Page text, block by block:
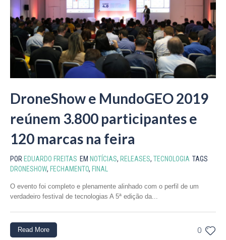
DroneShow e MundoGEO 2019
reúnem 3.800 participantes e
120 marcas na feira
POR EDUARDO FREITAS EM NOTÍCIAS, RELEASES, TECNOLOGIA TAGS
DRONESHOW, FECHAMENTO, FINAL
O evento foi completo e plenamente alinhado com o perfil de um
verdadeiro festival de tecnologias A 5ª edição da...
0
Read More